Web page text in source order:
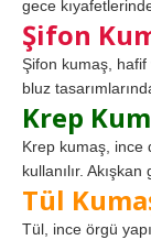
gece
Şifon
Şifon kumaş, hafif
bluz
Krep
Krep kumaş, ince
kullanılır.
Tül
Tül, ince örgü